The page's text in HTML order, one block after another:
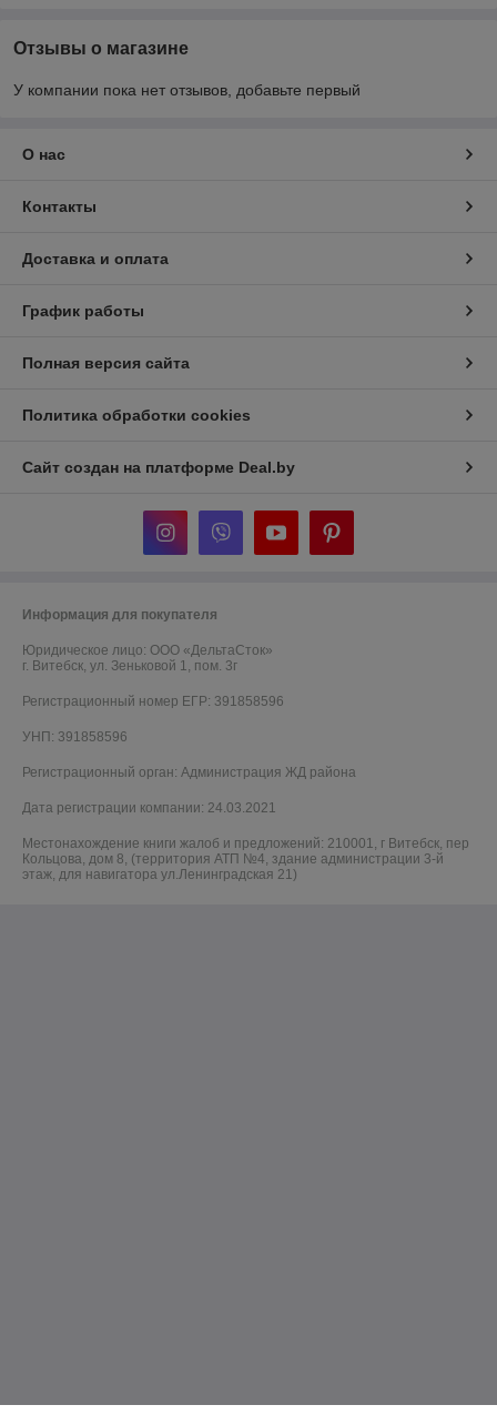
Отзывы о магазине
У компании пока нет отзывов, добавьте первый
О нас
Контакты
Доставка и оплата
График работы
Полная версия сайта
Политика обработки cookies
Сайт создан на платформе Deal.by
Информация для покупателя
Юридическое лицо: ООО «ДельтаСток»
г. Витебск, ул. Зеньковой 1, пом. 3г
Регистрационный номер ЕГР: 391858596
УНП: 391858596
Регистрационный орган: Администрация ЖД района
Дата регистрации компании: 24.03.2021
Местонахождение книги жалоб и предложений: 210001, г Витебск, пер
Кольцова, дом 8, (территория АТП №4, здание администрации 3-й
этаж, для навигатора ул.Ленинградская 21)